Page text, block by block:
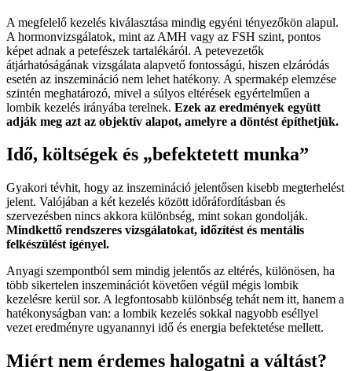
A megfelelő kezelés kiválasztása mindig egyéni tényezőkön alapul.
A hormonvizsgálatok, mint az AMH vagy az FSH szint, pontos
képet adnak a petefészek tartalékáról. A petevezetők
átjárhatóságának vizsgálata alapvető fontosságú, hiszen elzáródás
esetén az inszemináció nem lehet hatékony. A spermakép elemzése
szintén meghatározó, mivel a súlyos eltérések egyértelműen a
lombik kezelés irányába terelnek. Ezek az eredmények együtt
adják meg azt az objektív alapot, amelyre a döntést építhetjük.
Idő, költségek és „befektetett munka”
Gyakori tévhit, hogy az inszemináció jelentősen kisebb megterhelést
jelent. Valójában a két kezelés között időráfordításban és
szervezésben nincs akkora különbség, mint sokan gondolják.
Mindkettő rendszeres vizsgálatokat, időzítést és mentális
felkészülést igényel.
Anyagi szempontból sem mindig jelentős az eltérés, különösen, ha
több sikertelen inszeminációt követően végül mégis lombik
kezelésre kerül sor. A legfontosabb különbség tehát nem itt, hanem a
hatékonyságban van: a lombik kezelés sokkal nagyobb eséllyel
vezet eredményre ugyanannyi idő és energia befektetése mellett.
Miért nem érdemes halogatni a váltást?